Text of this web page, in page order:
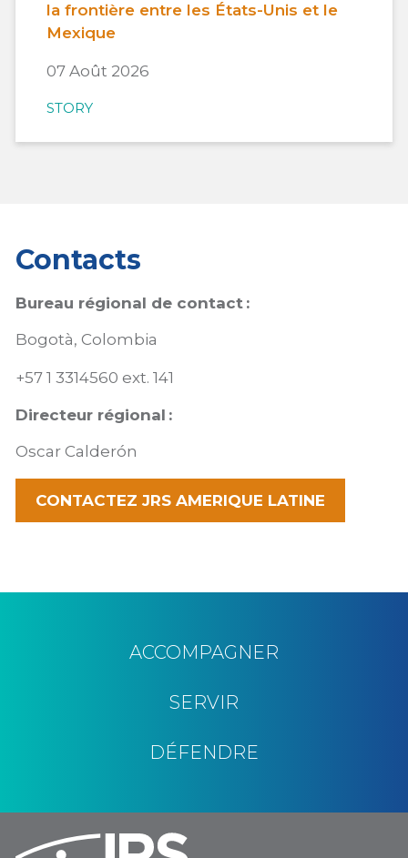
la frontière entre les États-Unis et le
Mexique
07 Août 2026
STORY
Contacts
Bureau régional de contact :
Bogotà, Colombia
+57 1 3314560 ext. 141
Directeur régional :
Oscar Calderón
CONTACTEZ JRS AMERIQUE LATINE
ACCOMPAGNER
SERVIR
DÉFENDRE